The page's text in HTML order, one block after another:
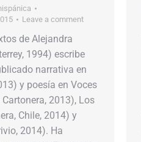
Leave a comment
de Alejandra
1994) escribe
narrativa en
y poesía en Voces
2013), Los
Chile, 2014) y
2014). Ha